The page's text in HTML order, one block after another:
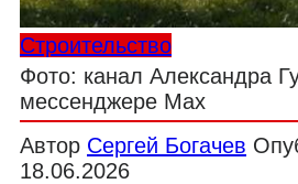
Строительство
Фото: канал Александра
мессенджере Max
Автор Сергей Богачев
18.06.2026